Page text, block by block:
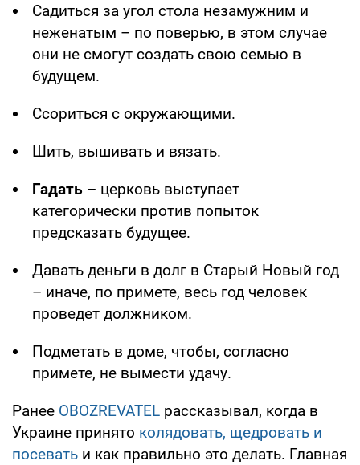
Садиться за угол стола незамужним и
неженатым – по поверью, в этом случае
они не смогут создать свою семью в
будущем.
Ссориться с окружающими.
Шить, вышивать и вязать.
Гадать – церковь выступает
категорически против попыток
предсказать будущее.
Давать деньги в долг в Старый Новый год
– иначе, по примете, весь год человек
проведет должником.
Подметать в доме, чтобы, согласно
примете, не вымести удачу.
Ранее OBOZREVATEL рассказывал, когда в
Украине принято колядовать, щедровать и
посевать и как правильно это делать. Главная